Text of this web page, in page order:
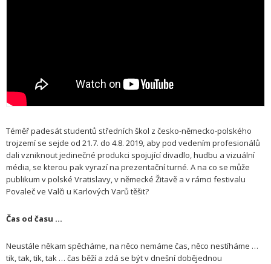
Téměř padesát studentů středních škol z česko-německo-polského
trojzemí se sejde od 21.7. do 4.8. 2019, aby pod vedením profesionálů
dali vzniknout jedinečné produkci spojující divadlo, hudbu a vizuální
média, se kterou pak vyrazí na prezentační turné. A na co se může
publikum v polské Vratislavy, v německé Žitavě a v rámci festivalu
Povaleč ve Valči u Karlových Varů těšit?
Čas od času …
Neustále někam spěcháme, na něco nemáme čas, něco nestíháme …
tik, tak, tik, tak … čas běží a zdá se být v dnešní dobějednou